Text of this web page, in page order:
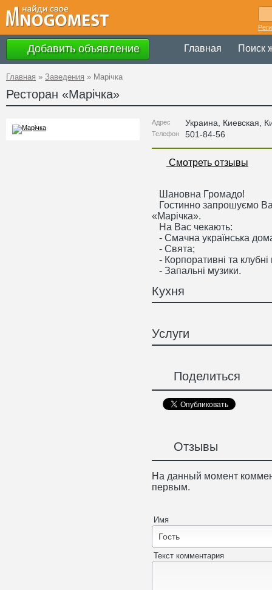
Добавить объявление Главная Поиск
Главная » Заведения » Марічка
Ресторан «Марічка»
Адрес Украина Киевская ,
Телефон 501-84-56
Смотреть отзывы
Шановна Громадо!
Гостинно запрошуємо
«Марічка».
На Вас чекають:
- Смачна українська
- Свята;
- Корпоративні та клубні
- Запальні музики.
Кухня
Услуги
Поделиться
Отзывы
На данный момент
первым.
Имя
Текст комментария